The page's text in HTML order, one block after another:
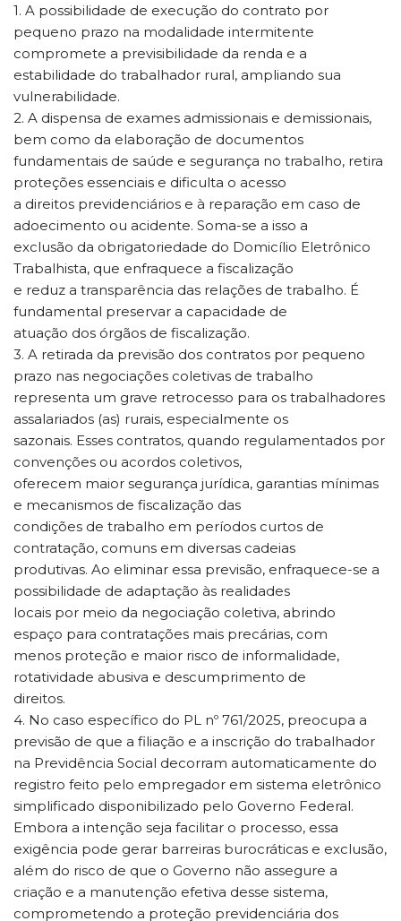
1. A possibilidade de execução do contrato por
pequeno prazo na modalidade intermitente
compromete a previsibilidade da renda e a
estabilidade do trabalhador rural, ampliando sua
vulnerabilidade.
2. A dispensa de exames admissionais e demissionais,
bem como da elaboração de documentos
fundamentais de saúde e segurança no trabalho, retira
proteções essenciais e dificulta o acesso
a direitos previdenciários e à reparação em caso de
adoecimento ou acidente. Soma-se a isso a
exclusão da obrigatoriedade do Domicílio Eletrônico
Trabalhista, que enfraquece a fiscalização
e reduz a transparência das relações de trabalho. É
fundamental preservar a capacidade de
atuação dos órgãos de fiscalização.
3. A retirada da previsão dos contratos por pequeno
prazo nas negociações coletivas de trabalho
representa um grave retrocesso para os trabalhadores
assalariados (as) rurais, especialmente os
sazonais. Esses contratos, quando regulamentados por
convenções ou acordos coletivos,
oferecem maior segurança jurídica, garantias mínimas
e mecanismos de fiscalização das
condições de trabalho em períodos curtos de
contratação, comuns em diversas cadeias
produtivas. Ao eliminar essa previsão, enfraquece-se a
possibilidade de adaptação às realidades
locais por meio da negociação coletiva, abrindo
espaço para contratações mais precárias, com
menos proteção e maior risco de informalidade,
rotatividade abusiva e descumprimento de
direitos.
4. No caso específico do PL nº 761/2025, preocupa a
previsão de que a filiação e a inscrição do trabalhador
na Previdência Social decorram automaticamente do
registro feito pelo empregador em sistema eletrônico
simplificado disponibilizado pelo Governo Federal.
Embora a intenção seja facilitar o processo, essa
exigência pode gerar barreiras burocráticas e exclusão,
além do risco de que o Governo não assegure a
criação e a manutenção efetiva desse sistema,
comprometendo a proteção previdenciária dos